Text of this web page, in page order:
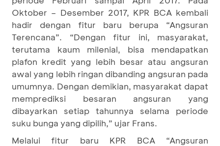
Oktober – Desember 2017, KPR BCA kembali
hadir dengan fitur baru berupa “Angsuran
Terencana”. “Dengan fitur ini, masyarakat,
terutama kaum milenial, bisa mendapatkan
plafon kredit yang lebih besar atau angsuran
awal yang lebih ringan dibanding angsuran pada
umumnya. Dengan demikian, masyarakat dapat
memprediksi besaran angsuran yang
dibayarkan setiap tahunnya selama periode
suku bunga yang dipilih,” ujar Frans.
Melalui fitur baru KPR BCA “Angsuran